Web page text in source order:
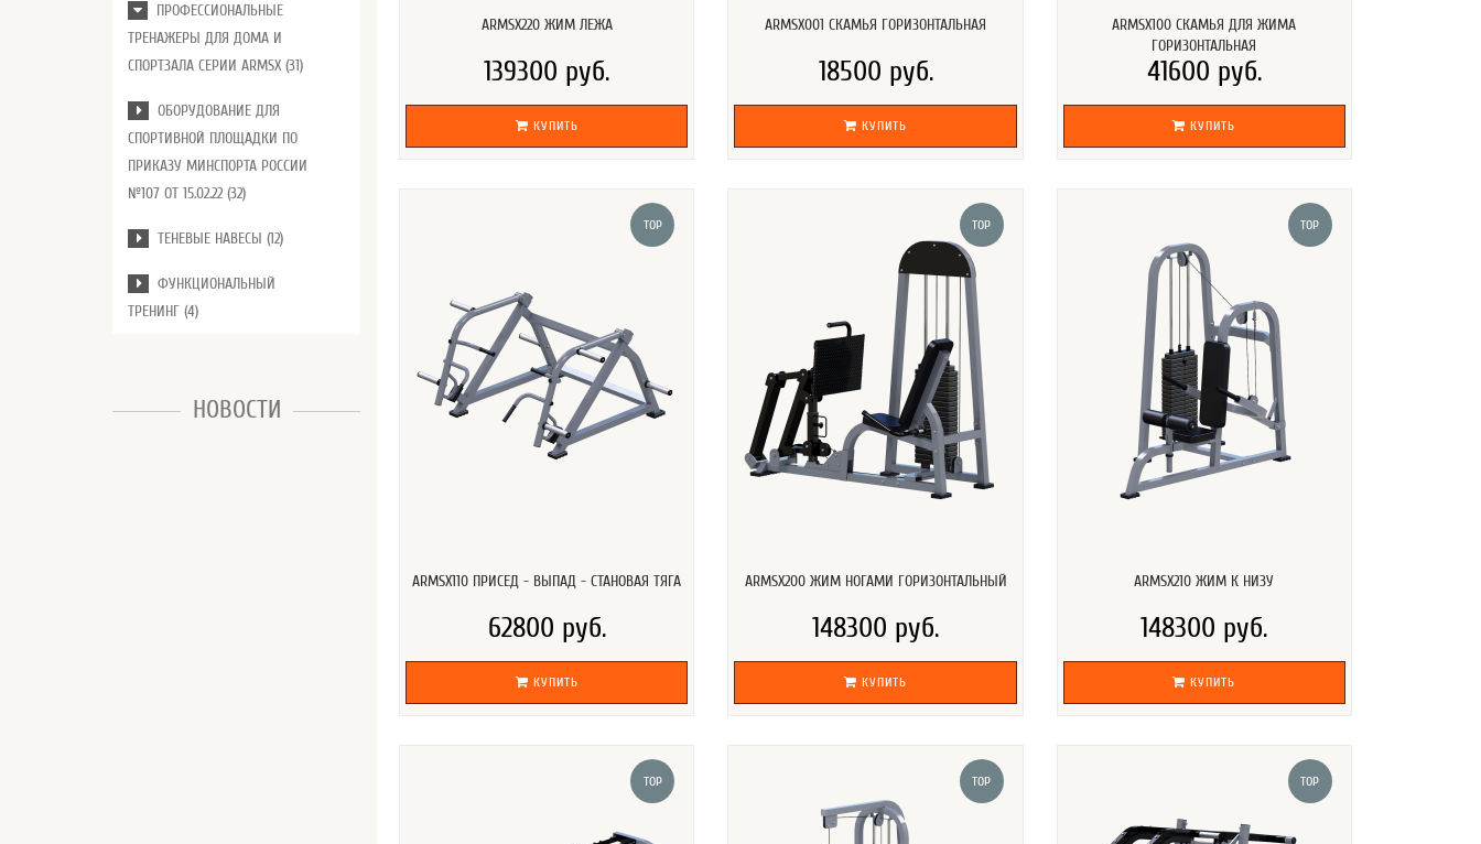
ПРОФЕССИОНАЛЬНЫЕ
ТРЕНАЖЕРЫ ДЛЯ ДОМА И
СПОРТЗАЛА СЕРИИ ARMSX (31)
ОБОРУДОВАНИЕ ДЛЯ
СПОРТИВНОЙ ПЛОЩАДКИ ПО
ПРИКАЗУ МИНСПОРТА РОССИИ
№107 ОТ 15.02.22 (32)
ТЕНЕВЫЕ НАВЕСЫ (12)
ФУНКЦИОНАЛЬНЫЙ
ТРЕНИНГ (4)
НОВОСТИ
ARMSX220 ЖИМ ЛЕЖА
139300 руб.
КУПИТЬ
ARMSX001 СКАМЬЯ ГОРИЗОНТАЛЬНАЯ
18500 руб.
КУПИТЬ
ARMSX100 СКАМЬЯ ДЛЯ ЖИМА
ГОРИЗОНТАЛЬНАЯ
41600 руб.
КУПИТЬ
TOP
ARMSX110 ПРИСЕД - ВЫПАД - СТАНОВАЯ ТЯГА
62800 руб.
КУПИТЬ
TOP
ARMSX200 ЖИМ НОГАМИ ГОРИЗОНТАЛЬНЫЙ
148300 руб.
КУПИТЬ
TOP
ARMSX210 ЖИМ К НИЗУ
148300 руб.
КУПИТЬ
TOP TOP TOP